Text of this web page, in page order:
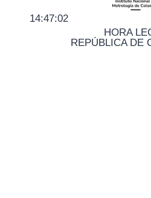
14:47:02
HORA
REPÚBLICA DE